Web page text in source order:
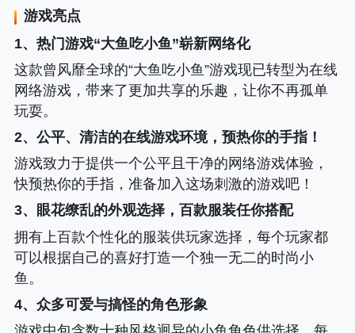
游戏亮点
1、热门游戏“大鱼吃小鱼”崭新网络化
这款曾风靡全球的“大鱼吃小鱼”游戏现已转型为在线
网络游戏，带来了更加共享的乐趣，让你不再孤单
玩耍。
2、公平、清洁的在线游戏环境，预热你的手指！
游戏致力于提供一个公平且干净的网络游戏体验，
快预热你的手指，准备加入这场刺激的游戏吧！
3、眼花缭乱的外观选择，百款服装任你搭配
拥有上百款个性化的服装供玩家选择，每个玩家都
可以根据自己的喜好打造一个独一无二的时尚小
鱼。
4、众多可爱与搞怪的角色形象